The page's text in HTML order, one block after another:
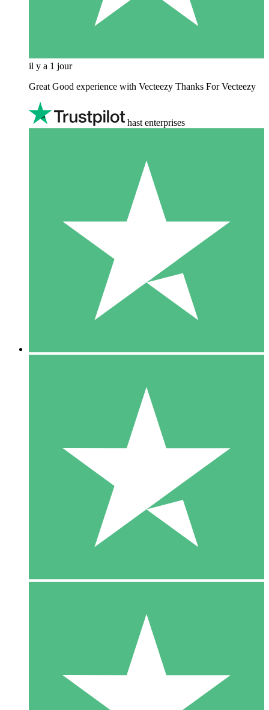
il y a 1 jour
Great Good experience with Vecteezy Thanks For Vecteezy
hast enterprises